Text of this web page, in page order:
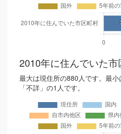
2010年に住んでいた市
最大は現住所の880人です。最
「不詳」の1人です。